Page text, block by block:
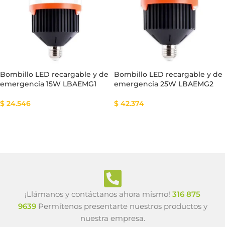
Bombillo LED recargable y de
emergencia 15W LBAEMG1
$ 24.546
Bombillo LED recargable y de
emergencia 25W LBAEMG2
$ 42.374
¡Llámanos y contáctanos ahora mismo! 316 875
9639Permítenos presentarte nuestros productos y
nuestra empresa.